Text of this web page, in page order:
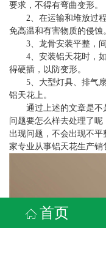
要求，不得有弯曲变形。
2、在运输和堆放过程
免高温和有害物质的侵蚀
3、龙骨安装平整，间
4、安装铝天花时，如
得硬插，以防变形。
5、大型灯具、排气扇
铝天花上。
通过上述的文章是不
问题要怎么样去处理了
出现问题，不会出现不
家专业从事铝天花生产销
首页